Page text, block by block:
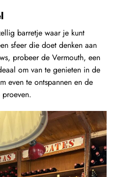
barretje waar je kunt
sfeer die doet denken aan
probeer de Vermouth, een
om van te genieten in de
even te ontspannen en de
proeven.